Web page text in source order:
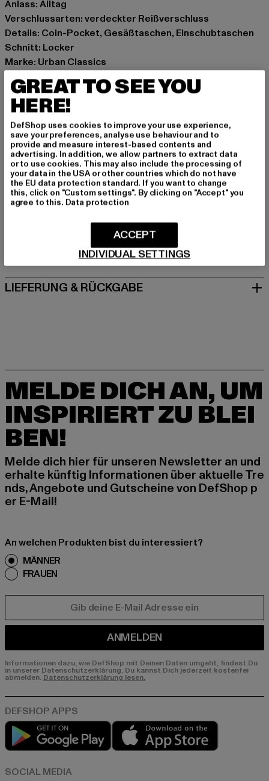
Anlass: Alltag
Verschlussarten: verdeckter Reißverschluss
Details: Coin-Pocket, Gesäßtaschen, Einschubtaschen
Schnitt: Locker
Marke: Urban Classics
Kat.: Loose Fit Jeans
Farbe: blau
Hersteller Farbe: new light blue dirty washed
Materialzusammensetzung: 100% Baumwolle
Art.Nr: TB7127-19925
Hersteller: TB International GmbH |info@tbint.de
Dr.-Robert-Murjahn-Straße 7 | 64372 Ober-Ramstadt |
DE
GRÖSSE & PASSFORM
PFLEGEHINWEISE
LIEFERUNG & RÜCKGABE
MELDE DICH AN, UM
INSPIRIERT ZU BLEI
BEN!
Melde dich hier für unseren Newsletter an und
erhalte künftig Informationen über aktuelle Tre
nds, Angebote und Gutscheine von DefShop p
er E-Mail!
An welchen Produkten bist du interessiert?
MÄNNER
FRAUEN
ANMELDEN
Informationen dazu, wie DefShop mit Deinen Daten umgeht, findest Du
in unserer Datenschutzerklärung. Du kannst Dich jederzeit kostenfei
abmelden. Datenschutzerklärung lesen.
Play market
GREAT TO SEE YOU
HERE!
DefShop uses cookies to improve your use experience,
save your preferences, analyse use behaviour and to
provide and measure interest-based contents and
advertising. In addition, we allow partners to extract data
or to use cookies. This may also include the processing of
your data in the USA or other countries which do not have
the EU data protection standard. If you want to change
this, click on "Custom settings". By clicking on "Accept" you
agree to this. Data protection
INDIVIDUAL SETTINGS
ACCEPT